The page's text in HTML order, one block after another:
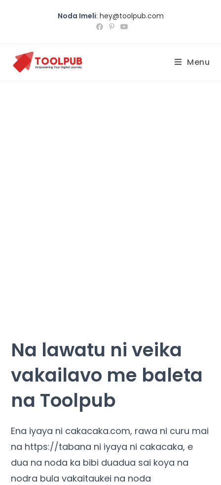
Noda Imeli: hey@toolpub.com
Menu
Na lawatu ni veika
vakailavo me baleta
na Toolpub
Ena iyaya ni cakacaka.com, rawa ni curu mai
na https://tabana ni iyaya ni cakacaka, e
dua na noda ka bibi duadua sai koya na
nodra bula vakaitaukei na noda